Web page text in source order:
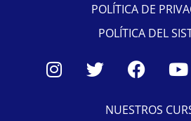
POLÍTICA DE
POLÍTICA DEL
NUESTROS